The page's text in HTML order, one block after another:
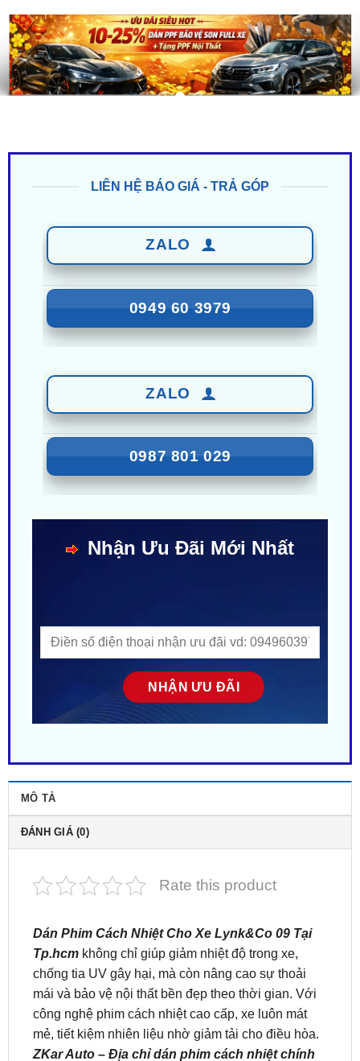
LIÊN HỆ BÁO GIÁ - TRẢ GÓP
ZALO
0949 60 3979
ZALO
0987 801 029
Nhận Ưu Đãi Mới Nhất
MÔ TẢ
ĐÁNH GIÁ (0)
Rate this product
Dán Phim Cách Nhiệt Cho Xe Lynk&Co 09 Tại
Tp.hcmkhông chỉ giúp giảm nhiệt độ trong xe,
chống tia UV gây hại, mà còn nâng cao sự thoải
mái và bảo vệ nội thất bền đẹp theo thời gian. Với
công nghệ phim cách nhiệt cao cấp, xe luôn mát
mẻ, tiết kiệm nhiên liệu nhờ giảm tải cho điều hòa.
ZKar Auto – Địa chỉ dán phim cách nhiệt chính